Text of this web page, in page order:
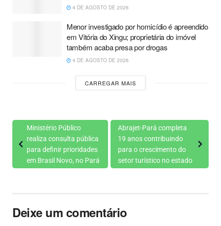
4 DE AGOSTO DE 2026
Menor investigado por homicídio é apreendido
em Vitória do Xingu; proprietária do imóvel
também acaba presa por drogas
4 DE AGOSTO DE 2026
CARREGAR MAIS
Ministério Público
realiza consulta pública
para definir prioridades
em Brasil Novo, no Pará
Abrajet-Pará completa
19 anos contribuindo
para o crescimento do
setor turístico no estado
Deixe um comentário